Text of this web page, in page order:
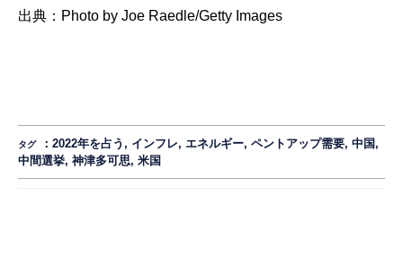
出典： Photo by Joe Raedle/Getty Images
タグ ：2022年を占う , インフレ, エネルギー,ペントアップ需要,中国 ,
中間選挙,神津多可思,米国